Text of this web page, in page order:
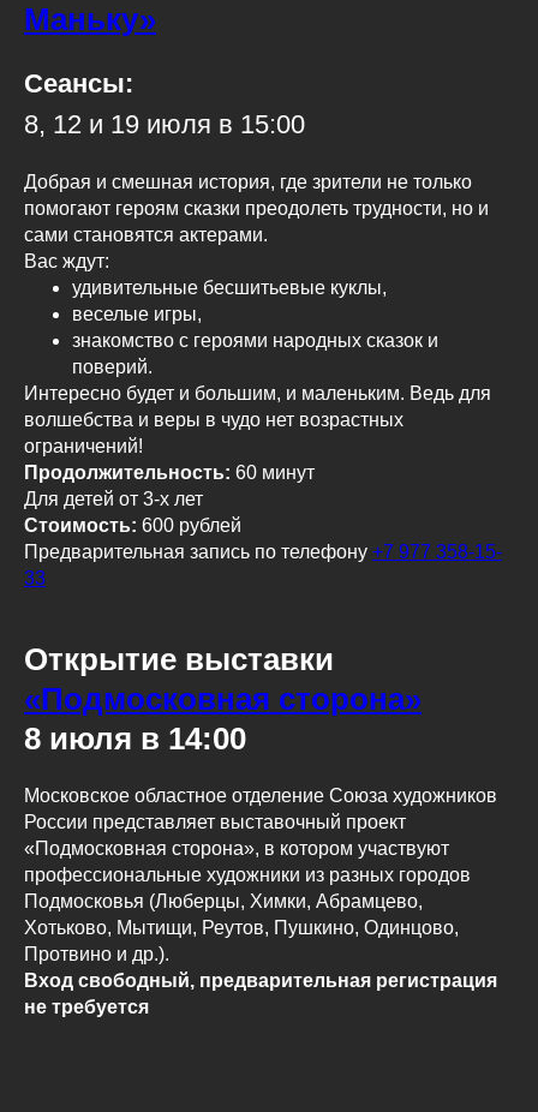
Маньку»
Сеансы:
8, 12 и 19 июля в 15:00
Добрая и смешная история, где зрители не только
помогают героям сказки преодолеть трудности, но и
сами становятся актерами.
Вас ждут:
удивительные бесшитьевые куклы,
веселые игры,
знакомство с героями народных сказок и
поверий.
Интересно будет и большим, и маленьким. Ведь для
волшебства и веры в чудо нет возрастных
ограничений!
Продолжительность: 60 минут
Для детей от 3-х лет
Стоимость: 600 рублей
Предварительная запись по телефону +7 977 358-15-
33
Открытие выставки
«Подмосковная сторона»
8 июля в 14:00
Московское областное отделение Союза художников
России представляет выставочный проект
«Подмосковная сторона», в котором участвуют
профессиональные художники из разных городов
Подмосковья (Люберцы, Химки, Абрамцево,
Хотьково, Мытищи, Реутов, Пушкино, Одинцово,
Протвино и др.).
Вход свободный, предварительная регистрация
не требуется